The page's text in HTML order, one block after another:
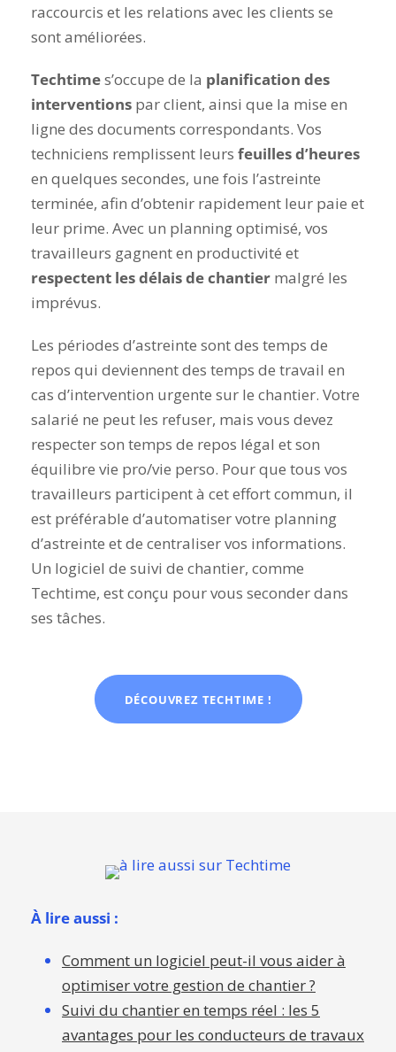
raccourcis et les relations avec les clients se
sont améliorées.
Techtimes’occupe de la planification des
interventions par client, ainsi que la mise en
ligne des documents correspondants. Vos
techniciens remplissent leurs feuilles d’heures
en quelques secondes, une fois l’astreinte
terminée, afin d’obtenir rapidement leur paie et
leur prime. Avec un planning optimisé, vos
travailleurs gagnent en productivité et
respectent les délais de chantier malgré les
imprévus.
Les périodes d’astreinte sont des temps de
repos qui deviennent des temps de travail en
cas d’intervention urgente sur le chantier. Votre
salarié ne peut les refuser, mais vous devez
respecter son temps de repos légal et son
équilibre vie pro/vie perso. Pour que tous vos
travailleurs participent à cet effort commun, il
est préférable d’automatiser votre planning
d’astreinte et de centraliser vos informations.
Un logiciel de suivi de chantier, comme
Techtime, est conçu pour vous seconder dans
ses tâches.
DÉCOUVREZ TECHTIME !
À lire aussi :
Comment un logiciel peut-il vous aider à
optimiser votre gestion de chantier ?
Suivi du chantier en temps réel : les 5
avantages pour les conducteurs de travaux